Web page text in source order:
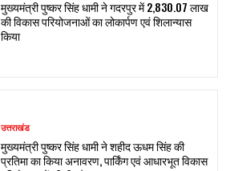
मुख्यमंत्री पुष्कर सिंह धामी ने गदरपुर में ₹2,830.07 लाख
की विकास परियोजनाओं का लोकार्पण एवं शिलान्यास
किया
उत्तराखंड
मुख्यमंत्री पुष्कर सिंह धामी ने शहीद ऊधम सिंह की
प्रतिमा का किया अनावरण, पार्किंग एवं आधारभूत विकास